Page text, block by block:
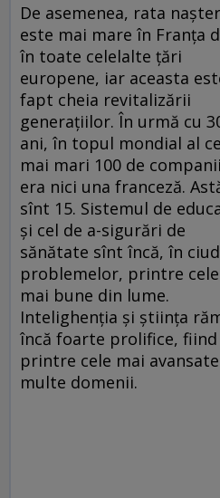
De asemenea, rata
este mai mare în Franţa
în toate celelalte ţări
europene, iar aceasta
fapt cheia revitalizării
generaţiilor. În urmă cu
ani, în topul mondial al
mai mari 100 de
era nici una franceză.
sînt 15. Sistemul de
şi cel de a-sigurări de
sănătate sînt încă, în
problemelor, printre cele
mai bune din lume.
Intelighenţia şi ştiinţa
încă foarte prolifice, fiind
printre cele mai
multe domenii.